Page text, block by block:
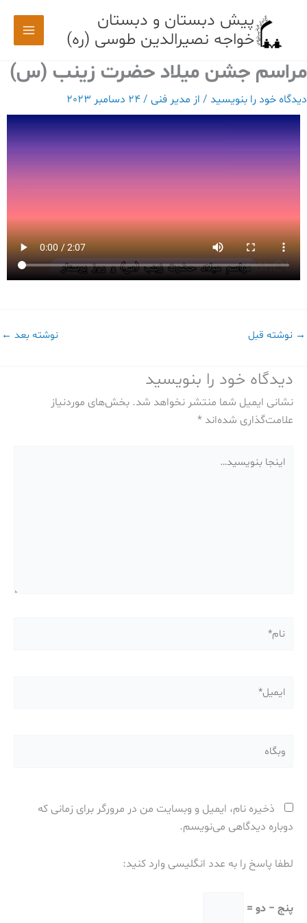
پیش دبستان و دبستان
خواجه نصیرالدین طوسی (ره)
مراسم جشن میلاد حضرت زینب (س)
دیدگاه‌ خود را بنویسید / از مدیر فنی /24 دسامبر 2023
→ نوشته قبل نوشته بعد ←
دیدگاه‌ خود را بنویسید
نشانی ایمیل شما منتشر نخواهد شد. بخش‌های موردنیاز
علامت‌گذاری شده‌اند *
بنویسید…
ایمیل*
وبگاه
ذخیره نام، ایمیل و وبسایت من در مرورگر برای زمانی که
دوباره دیدگاهی می‌نویسم.
لطفا پاسخ را به عدد انگلیسی وارد کنید:
پنج − دو =